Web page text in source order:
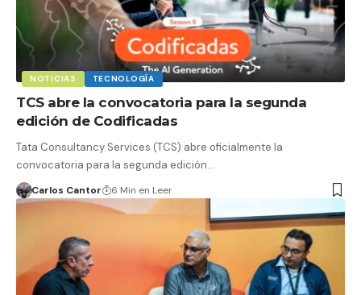
NOTICIAS TECNOLOGÍA
TCS abre la convocatoria para la segunda
edición de Codificadas
Tata Consultancy Services (TCS) abre oficialmente la
convocatoria para la segunda edición…
Carlos Cantor 6 Min en Leer